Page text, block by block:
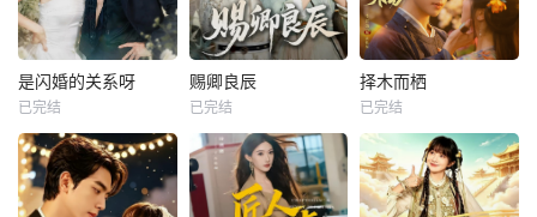
是闪婚的关系呀
已完结
赐卿良辰
已完结
择木而栖
已完结